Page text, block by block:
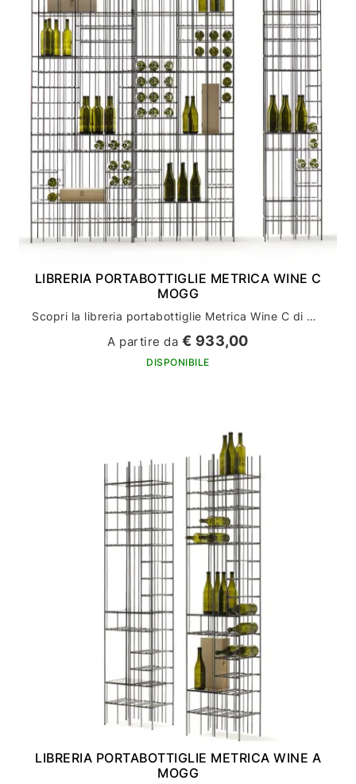
LIBRERIA PORTABOTTIGLIE METRICA WINE C
MOGG
Scopri la libreria portabottiglie Metrica Wine C di Mogg: l'arredamento perfetto per la tua casa
A partire da € 933,00
DISPONIBILE
LIBRERIA PORTABOTTIGLIE METRICA WINE A
MOGG